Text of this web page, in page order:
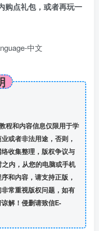
购点礼包，或者再玩一
中文
程和内容信息仅限用于学
或者非法用途，否则，
收集整理，版权争议与
内，从您的电脑或手机
和内容，请支持正版，
常重视版权问题，如有
解！侵删请致信E-